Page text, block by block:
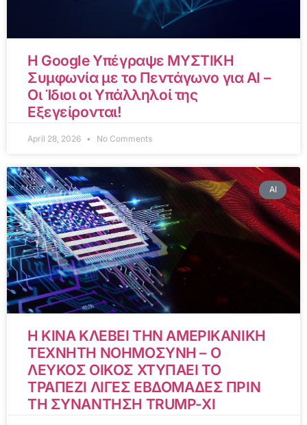
Η Google Υπέγραψε ΜΥΣΤΙΚΗ
Συμφωνία με το Πεντάγωνο για AI –
Οι Ίδιοι οι Υπάλληλοί της
Εξεγείρονται!
April 28, 2026 No Comments
AI
Η ΚΙΝΑ ΚΛΕΒΕΙ ΤΗΝ ΑΜΕΡΙΚΑΝΙΚΗ
ΤΕΧΝΗΤΗ ΝΟΗΜΟΣΥΝΗ – Ο
ΛΕΥΚΟΣ ΟΙΚΟΣ ΧΤΥΠΑΕΙ ΤΟ
ΤΡΑΠΕΖΙ ΛΙΓΕΣ ΕΒΔΟΜΑΔΕΣ ΠΡΙΝ
ΤΗ ΣΥΝΑΝΤΗΣΗ TRUMP-XI